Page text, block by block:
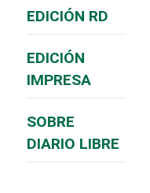
EDICIÓN RD
EDICIÓN
IMPRESA
SOBRE
DIARIO LIBRE